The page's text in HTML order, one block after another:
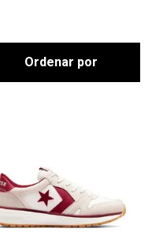
Ordenar por